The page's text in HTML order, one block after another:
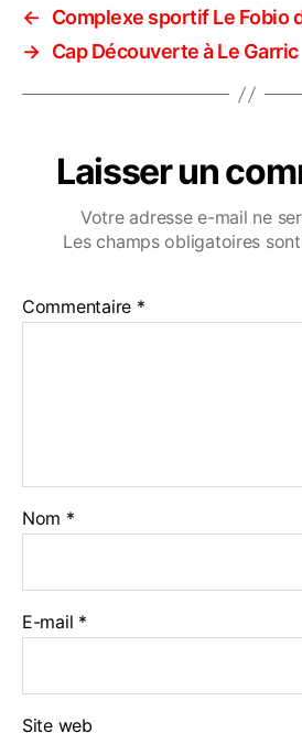
←
Complexe sportif Le Fobio
→ Cap Découverte à Le Garric
Laisser un
Votre adresse e-mail ne
Les champs obligatoires
Commentaire *
Nom *
E-mail *
Site web